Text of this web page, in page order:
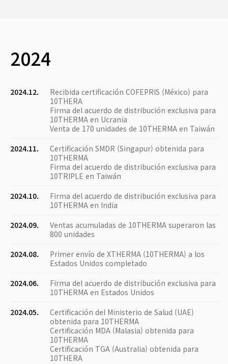
2024
2024.12.
Recibida certificación COFEPRIS (México) para
10THERA
Firma del acuerdo de distribución exclusiva para
10THERMA en Ucrania
Venta de 170 unidades de 10THERMA en Taiwán
2024.11.
Certificación SMDR (Singapur) obtenida para
10THERMA
Firma del acuerdo de distribución exclusiva para
10TRIPLE en Taiwán
2024.10.
Firma del acuerdo de distribución exclusiva para
10THERMA en India
2024.09.
Ventas acumuladas de 10THERMA superaron las
800 unidades
2024.08.
Primer envío de XTHERMA (10THERMA) a los
Estados Unidos completado
2024.06.
Firma del acuerdo de distribución exclusiva para
10THERMA en Estados Unidos
2024.05.
Certificación del Ministerio de Salud (UAE)
obtenida para 10THERMA
Certificación MDA (Malasia) obtenida para
10THERMA
Certificación TGA (Australia) obtenida para
10THERA